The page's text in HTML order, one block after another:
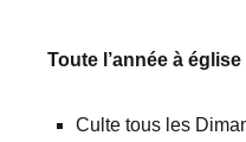
Toute l’année à église
Culte tous les